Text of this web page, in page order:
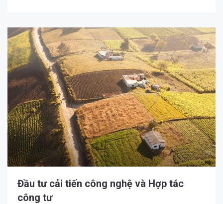
Đầu tư cải tiến công nghệ và Hợp tác
công tư